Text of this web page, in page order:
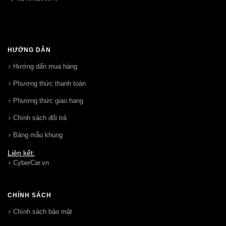
HƯỚNG DẪN
Hướng dẩn mua hàng
Phương thức thanh toán
Phương thức giao hang
Chính sách đổi trả
Bảng mẫu khung
Liên kết:
CyberCar.vn
CHÍNH SÁCH
Chính sách bảo mật